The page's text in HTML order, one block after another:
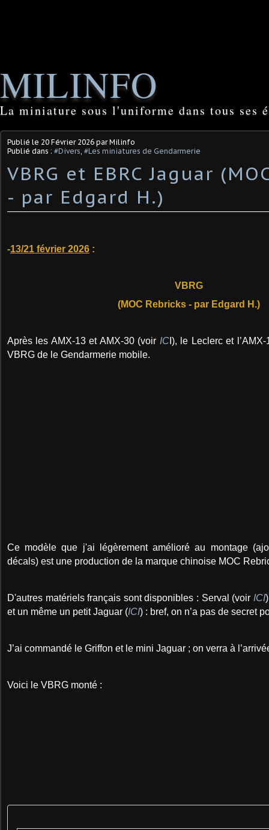
MILINFO
La miniature sous l'uniforme dans tous ses
Publié le 20 Février 2026 par Milinfo
Publié dans : #Divers, #Les miniatures de Gendarmerie
VBRG et EBRC Jaguar
- par Edgard H.)
-13/21 février 2026 :
VBRG
(MOC Rebricks - par Edgard H.)
Après les AMX-13 et AMX-30 (voir IC I), le Leclerc et
VBRG de le Gendarmerie mobile.
Ce modèle que j'ai légèrement amélioré au montage
décals) est une production de la marque chinoise MOC
D'autres matériels français sont disponibles : Serval (voir ICI
et un même un petit Jaguar (ICI) : bref, on n’a pas de secret
J’ai commandé le Griffon et le mini Jaguar ; on verra à
Voici le VBRG monté :